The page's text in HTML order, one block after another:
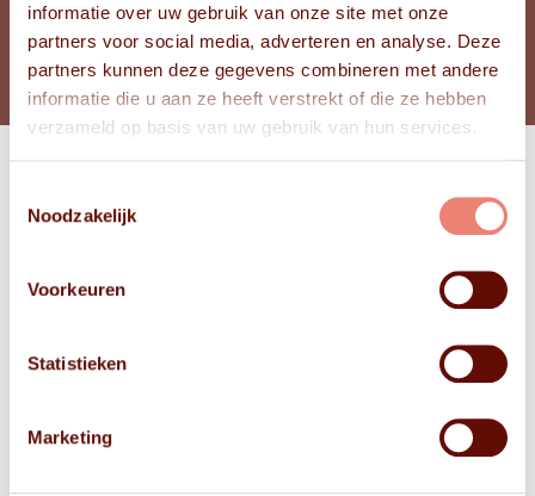
informatie over uw gebruik van onze site met onze
partners voor social media, adverteren en analyse. Deze
partners kunnen deze gegevens combineren met andere
informatie die u aan ze heeft verstrekt of die ze hebben
verzameld op basis van uw gebruik van hun services.
Noodzakelijk
Voorkeuren
Statistieken
Marketing
BEKIJK FOTO'S